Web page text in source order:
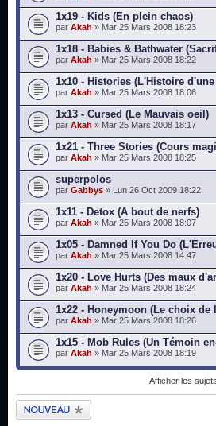
1x19 - Kids (En plein chaos)
par Akah » Mar 25 Mars 2008 18:23
1x18 - Babies & Bathwater
par Akah » Mar 25 Mars 2008 18:22
1x10 - Histories (L'Histoire
par Akah » Mar 25 Mars 2008 18:06
1x13 - Cursed (Le Mauvais oeil)
par Akah » Mar 25 Mars 2008 18:17
1x21 - Three Stories (Cours
par Akah » Mar 25 Mars 2008 18:25
superpolos
par Gabbys » Lun 26 Oct 2009 18:22
1x11 - Detox (A bout de nerfs)
par Akah » Mar 25 Mars 2008 18:07
1x05 - Damned If You Do
par Akah » Mar 25 Mars 2008 14:47
1x20 - Love Hurts (Des maux
par Akah » Mar 25 Mars 2008 18:24
1x22 - Honeymoon (Le choix de
par Akah » Mar 25 Mars 2008 18:26
1x15 - Mob Rules (Un Témoin
par Akah » Mar 25 Mars 2008 18:19
Afficher les
Publier un nouveau
sujet